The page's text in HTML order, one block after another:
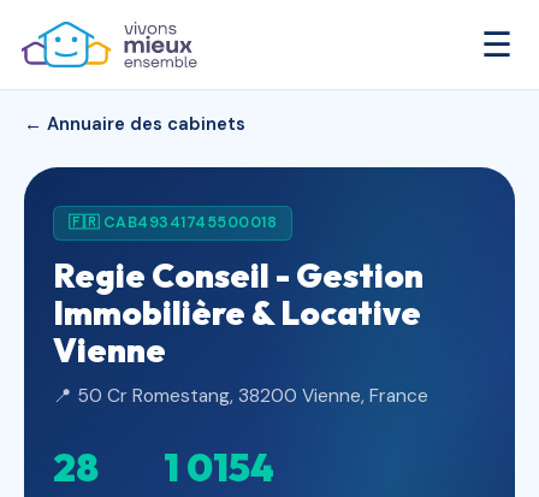
☰
← Annuaire des cabinets
🇫🇷 CAB49341745500018
Regie Conseil - Gestion
Immobilière & Locative
Vienne
📍 50 Cr Romestang, 38200 Vienne, France
28 1 0154